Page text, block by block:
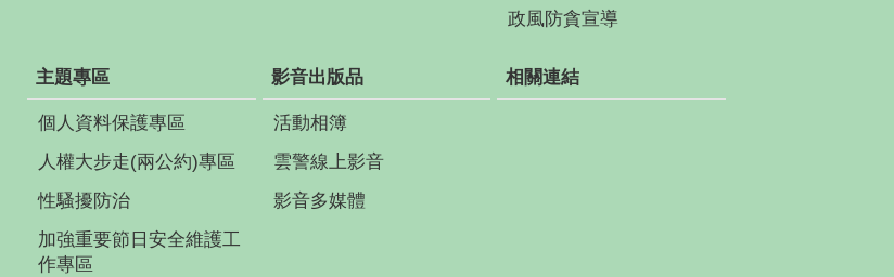
政風防貪宣導
主題專區
個人資料保護專區
人權大步走(兩公約)專區
性騷擾防治
加強重要節日安全維護工
作專區
影音出版品
活動相簿
雲警線上影音
影音多媒體
相關連結